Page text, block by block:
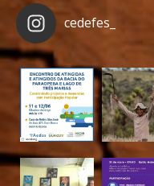
cedefes_